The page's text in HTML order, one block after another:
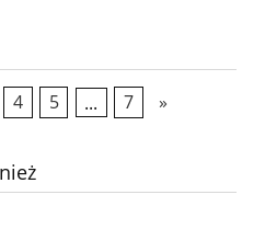
4 5 ... 7 »